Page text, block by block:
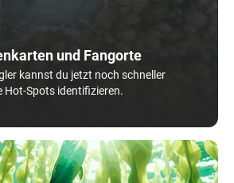
und Fangorte
kannst du jetzt noch schneller
Hot-Spots identifizieren.